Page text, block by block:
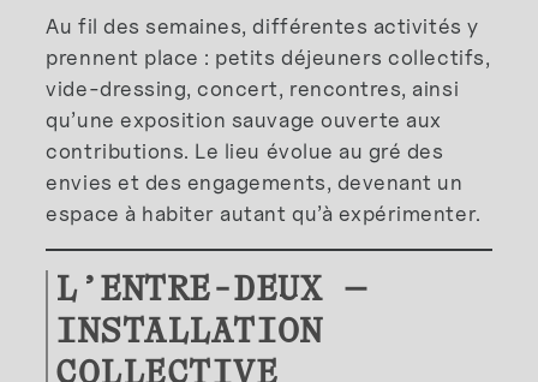
Au fil des semaines, différentes activités y
prennent place : petits déjeuners collectifs,
vide-dressing, concert, rencontres, ainsi
qu’une exposition sauvage ouverte aux
contributions. Le lieu évolue au gré des
envies et des engagements, devenant un
espace à habiter autant qu’à expérimenter.
L’ENTRE-DEUX —
INSTALLATION